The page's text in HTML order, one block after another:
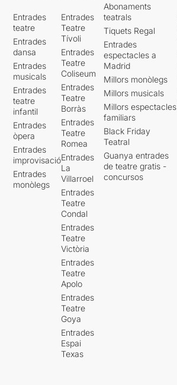
Entrades
teatre
Entrades
dansa
Entrades
musicals
Entrades
teatre
infantil
Entrades
òpera
Entrades
improvisació
Entrades
monòlegs
Entrades
Teatre
Tívoli
Entrades
Teatre
Coliseum
Entrades
Teatre
Borràs
Entrades
Teatre
Romea
Entrades
La
Villarroel
Entrades
Teatre
Condal
Entrades
Teatre
Victòria
Entrades
Teatre
Apolo
Entrades
Teatre
Goya
Entrades
Espai
Texas
Abonaments
teatrals
Tiquets Regal
Entrades
espectacles a
Madrid
Millors monòlegs
Millors musicals
Millors espectacles
familiars
Black Friday
Teatral
Guanya entrades
de teatre gratis -
concursos